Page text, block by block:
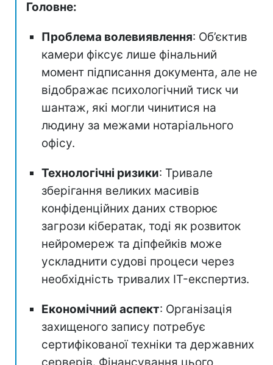
Головне:
Проблема волевиявлення: Об’єктив
камери фіксує лише фінальний
момент підписання документа, але не
відображає психологічний тиск чи
шантаж, які могли чинитися на
людину за межами нотаріального
офісу.
Технологічні ризики: Тривале
зберігання великих масивів
конфіденційних даних створює
загрози кібератак, тоді як розвиток
нейромереж та діпфейків може
ускладнити судові процеси через
необхідність тривалих IT-експертиз.
Економічний аспект: Організація
захищеного запису потребує
сертифікованої техніки та державних
серверів. Фінансування цього